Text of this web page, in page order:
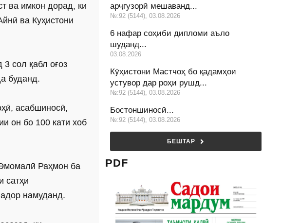
ва имкон дорад, ки
ва Куҳистони
сол қабл оғоз
буданд.
асабшиносӣ,
он бо 100 кати хоб
Раҳмон ба
сатҳи
намуданд.
арҷгузорӣ мешаванд...
№:92 (5144), 03.08.2026
6 нафар соҳиби дипломи аъло
шуданд...
03.08.2026
Кӯҳистони Мастчоҳ бо қадамҳои
устувор дар роҳи рушд...
№:92 (5144), 03.08.2026
Бостоншиносӣ...
№:92 (5144), 03.08.2026
БЕШТАР
PDF